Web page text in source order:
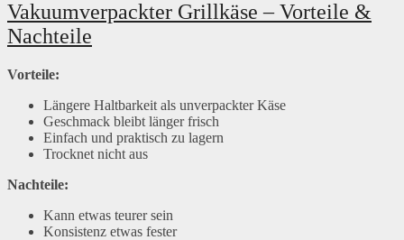
Vakuumverpackter Grillkäse – Vorteile &
Nachteile
Vorteile:
Längere Haltbarkeit als unverpackter Käse
Geschmack bleibt länger frisch
Einfach und praktisch zu lagern
Trocknet nicht aus
Nachteile:
Kann etwas teurer sein
Konsistenz etwas fester